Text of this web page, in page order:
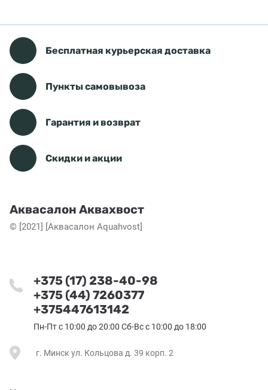
Бесплатная курьерская доставка
Пункты самовывоза
Гарантия и возврат
Скидки и акции
Аквасалон Аквахвост
© [2021] [Аквасалон Aquahvost]
+375 (17) 238-40-98
+375 (44) 7260377
+375447613142
Пн-Пт с 10:00 до 20:00 Сб-Вс с 10:00 до 18:00
г. Минск ул. Кольцова д. 39 корп. 2